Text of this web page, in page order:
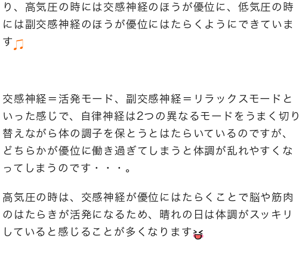
り、高気圧の時には交感神経のほうが優位に、低気圧の時
には副交感神経のほうが優位にはたらくようにできていま
す
交感神経＝活発モード、副交感神経＝リラックスモードと
いった感じで、自律神経は2つの異なるモードをうまく切り
替えながら体の調子を保とうとはたらいているのですが、
どちらかが優位に働き過ぎてしまうと体調が乱れやすくな
ってしまうのです・・・。
高気圧の時は、交感神経が優位にはたらくことで脳や筋肉
のはたらきが活発になるため、晴れの日は体調がスッキリ
していると感じることが多くなります